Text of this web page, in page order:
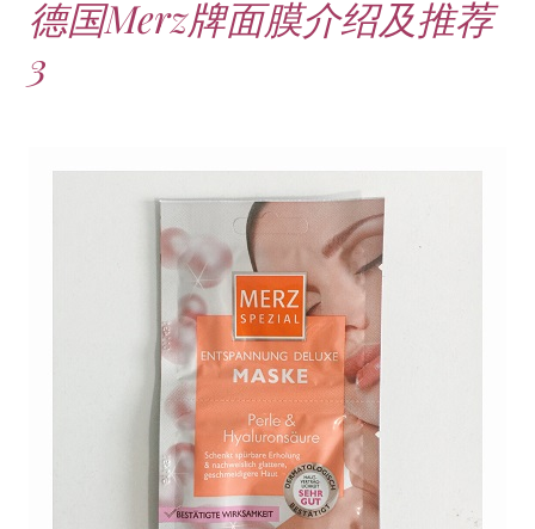
德国Merz牌面膜介绍及推荐
3